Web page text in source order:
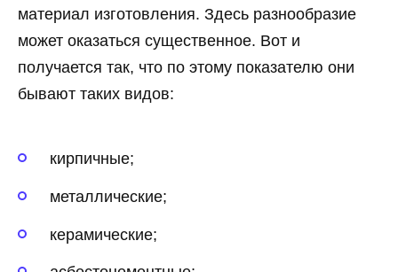
материал изготовления. Здесь разнообразие
может оказаться существенное. Вот и
получается так, что по этому показателю они
бывают таких видов:
кирпичные;
металлические;
керамические;